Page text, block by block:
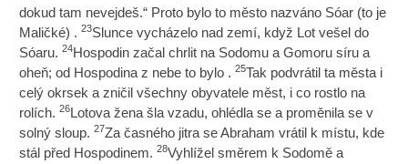
dokud tam nevejdeš.“ Proto bylo to město nazváno Sóar (to je
Maličké) .23Slunce vycházelo nad zemí, když Lot vešel do
Sóaru.24Hospodin začal chrlit na Sodomu a Gomoru síru a
oheň; od Hospodina z nebe to bylo .25Tak podvrátil ta města i
celý okrsek a zničil všechny obyvatele měst, i co rostlo na
rolích.26Lotova žena šla vzadu, ohlédla se a proměnila se v
solný sloup.27Za časného jitra se Abraham vrátil k místu, kde
stál před Hospodinem.28Vyhlížel směrem k Sodomě a